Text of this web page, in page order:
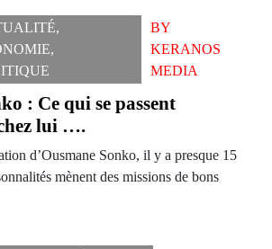
,
,
BY
KERANOS
MEDIA
: Ce qui se passent
lui ….
d’Ousmane Sonko, il y a presque 15
mènent des missions de bons